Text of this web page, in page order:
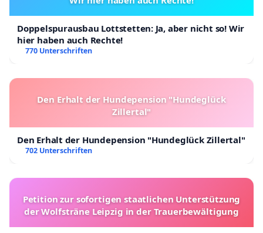
Apachenhäuptlings Winnetou die Gefühle anderer
Menschen verletzt habe. Wenn dies der Fall ist, so
werden Wunden nicht dadurch geheilt, dass man
ausradiert. Im Gegenteil bedarf eine wirksame und
nachhaltige Therapie der expliziten
Auseinandersetzung mit den Ursachen.
häufig auf einige Film-Klischees reduziert wird, eine
einflussreiche Repräsentation außereuropäischer
Kulturen ist selbst längst Teil der europäischen
Doppelspurausbau Lottstetten: Ja, aber nicht so! Wir
hier haben auch Rechte!
770 Unterschriften
Den Erhalt der Hundepension "Hundeglück
Zillertal"
Den Erhalt der Hundepension "Hundeglück Zillertal"
702 Unterschriften
Petition zur sofortigen staatlichen Unterstützung
der Wolfsträne Leipzig in der Trauerbewältigung